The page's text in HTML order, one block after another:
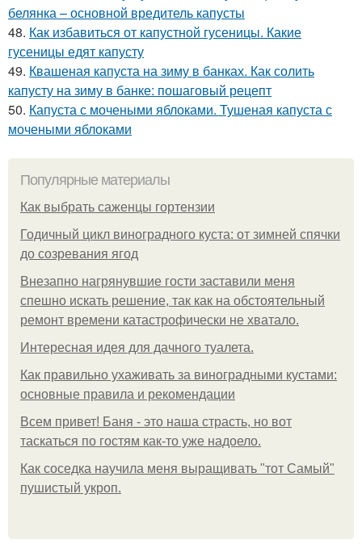
белянка – основной вредитель капусты
48. Как избавиться от капустной гусеницы. Какие
гусеницы едят капусту
49. Квашеная капуста на зиму в банках. Как солить
капусту на зиму в банке: пошаговый рецепт
50. Капуста с мочеными яблоками. Тушеная капуста с
мочеными яблоками
Популярные материалы
Как выбрать саженцы гортензии
Годичный цикл виноградного куста: от зимней спячки
до созревания ягод
Внезапно нагрянувшие гости заставили меня
спешно искать решение, так как на обстоятельный
ремонт времени катастрофически не хватало.
Интересная идея для дачного туалета.
Как правильно ухаживать за виноградными кустами:
основные правила и рекомендации
Всем привет! Баня - это наша страсть, но вот
таскаться по гостям как-то уже надоело.
Как соседка научила меня выращивать "тот Самый"
пушистый укроп.